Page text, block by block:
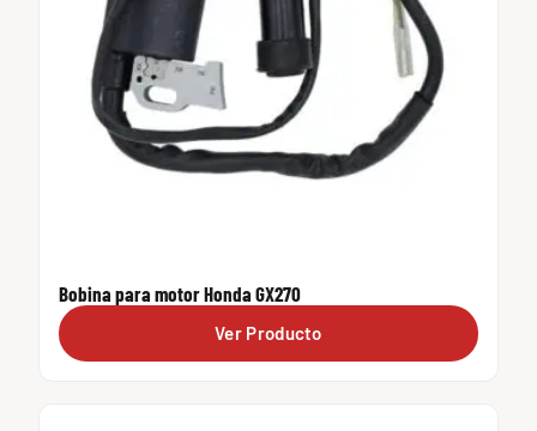
Bobina para motor Honda GX270
Ver Producto